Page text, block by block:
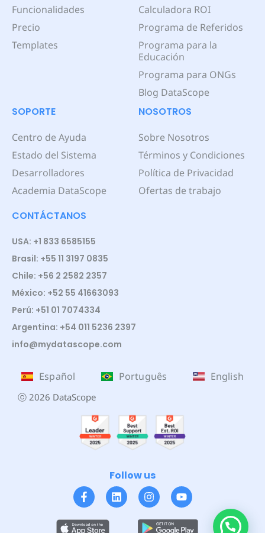
Funcionalidades
Precio
Templates
Calculadora ROI
Programa de Referidos
Programa para la
Educación
Programa para ONGs
Blog DataScope
SOPORTE
Centro de Ayuda
Estado del Sistema
Desarrolladores
Academia DataScope
NOSOTROS
Sobre Nosotros
Términos y Condiciones
Política de Privacidad
Ofertas de trabajo
CONTÁCTANOS
USA: +1 833 6585155
Brasil: +55 11 3197 0835
Chile: +56 2 2582 2357
México: +52 55 41663093
Perú: +51 01 7074334
Argentina: +54 011 5236 2397
info@mydatascope.com
Español Português English
ⓒ 2026 DataScope
Follow us
¿Te ayudo?